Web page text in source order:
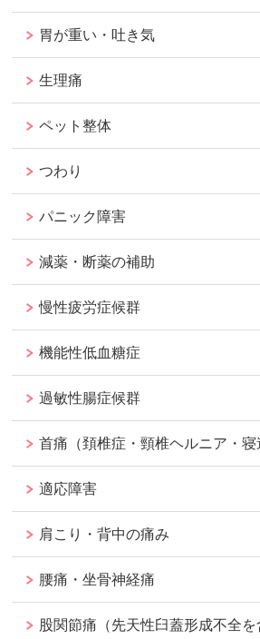
胃が重い・吐き気
生理痛
ペット整体
つわり
パニック障害
減薬・断薬の補助
慢性疲労症候群
機能性低血糖症
過敏性腸症候群
首痛（頚椎症・頸椎ヘルニア・寝
適応障害
肩こり・背中の痛み
腰痛・坐骨神経痛
股関節痛（先天性臼蓋形成不全を